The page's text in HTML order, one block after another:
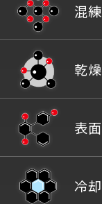
混練
乾燥
表
冷却